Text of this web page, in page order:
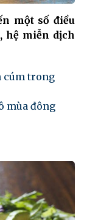
một số điều
hệ miễn dịch
cúm trong
mùa đông